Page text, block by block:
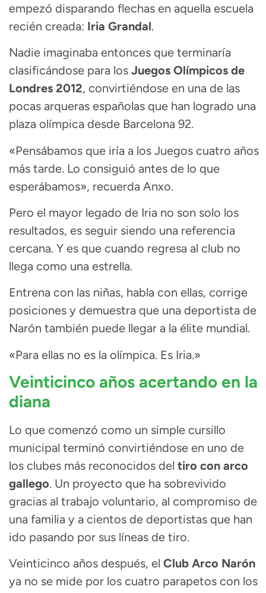
empezó disparando flechas en aquella escuela
recién creada: Iria Grandal.
Nadie imaginaba entonces que terminaría
clasificándose para los Juegos Olímpicos de
Londres 2012, convirtiéndose en una de las
pocas arqueras españolas que han logrado una
plaza olímpica desde Barcelona 92.
«Pensábamos que iría a los Juegos cuatro años
más tarde. Lo consiguió antes de lo que
esperábamos», recuerda Anxo.
Pero el mayor legado de Iria no son solo los
resultados, es seguir siendo una referencia
cercana. Y es que cuando regresa al club no
llega como una estrella.
Entrena con las niñas, habla con ellas, corrige
posiciones y demuestra que una deportista de
Narón también puede llegar a la élite mundial.
«Para ellas no es la olímpica. Es Iria.»
Veinticinco años acertando en la
diana
Lo que comenzó como un simple cursillo
municipal terminó convirtiéndose en uno de
los clubes más reconocidos del tiro con arco
gallego. Un proyecto que ha sobrevivido
gracias al trabajo voluntario, al compromiso de
una familia y a cientos de deportistas que han
ido pasando por sus líneas de tiro.
Veinticinco años después, el Club Arco Narón
ya no se mide por los cuatro parapetos con los